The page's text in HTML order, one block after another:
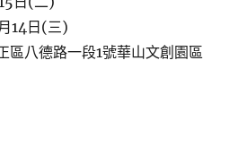
14日(三)
區八德路一段1號華山文創園區